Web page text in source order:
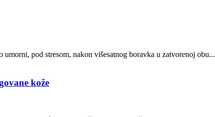
pod stresom, nakon višesatnog boravka u zatvorenoj obu...
kože